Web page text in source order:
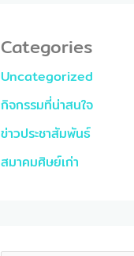
Categories
Uncategorized
กิจกรรมที่น่าสนใจ
ข่าวประชาสัมพันธ์
สมาคมศิษย์เก่า